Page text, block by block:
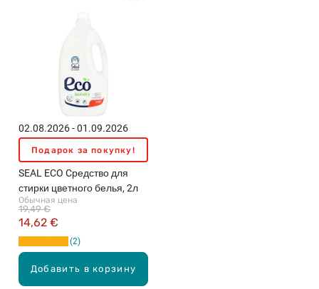
Добавить в корзину
02.08.2026 - 01.09.2026
Подарок за покупку!
SEAL ECO Cредство для
стирки цветного белья, 2л
Обычная цена
14,62 €
19,49 €
2